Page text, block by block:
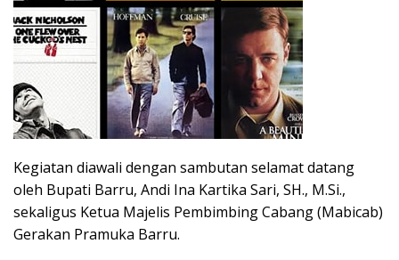
Kegiatan diawali dengan sambutan selamat datang
oleh Bupati Barru, Andi Ina Kartika Sari, SH., M.Si.,
sekaligus Ketua Majelis Pembimbing Cabang (Mabicab)
Gerakan Pramuka Barru.